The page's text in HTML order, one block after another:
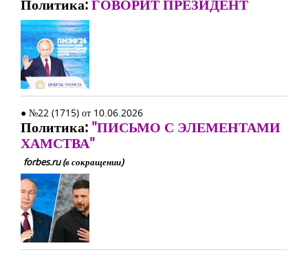
Политика:ГОВОРИТ ПРЕЗИДЕНТ
● №22 (1715) от 10.06.2026
Политика: "ПИСЬМО С ЭЛЕМЕНТАМИ
ХАМСТВА"
forbes.ru (в сокращении)